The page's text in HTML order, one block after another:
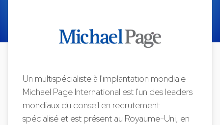
Un multispécialiste à l'implantation mondiale
Michael Page International est l'un des leaders
mondiaux du conseil en recrutement
spécialisé et est présent au Royaume-Uni, en